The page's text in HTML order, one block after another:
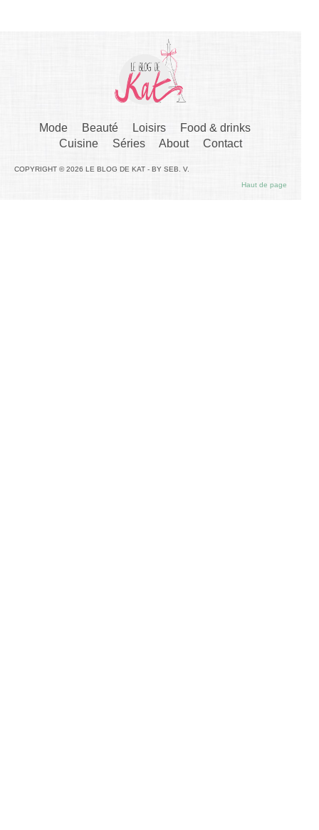
Mode Beauté Loisirs
Food & drinks
Cuisine
Séries About Contact
COPYRIGHT © 2026 LE BLOG DE KAT - BY SEB. V.
Haut de page